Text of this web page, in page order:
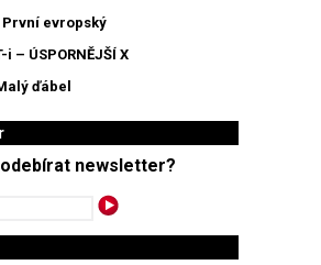
evropský
i – ÚSPORNĚJŠÍ X
ďábel
newsletter?